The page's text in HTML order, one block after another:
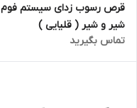
قرص رسوب زدای سیستم فوم‌
شیر و شیر ( قلیایی )
تماس بگیرید